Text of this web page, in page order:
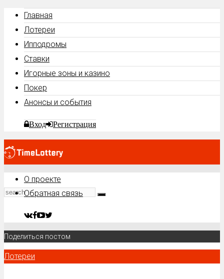
Главная
Лотереи
Ипподромы
Ставки
Игорные зоны и казино
Покер
Анонсы и события
Вход Регистрация
О проекте
Обратная связь
Поделиться постом
Лотереи